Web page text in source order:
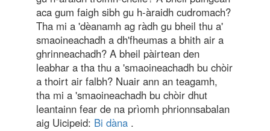
aca gum faigh sibh gu h-àraidh cudromach?
Tha mi a 'dèanamh ag ràdh gu bheil thu a'
smaoineachadh a dh'fheumas a bhith air a
ghrinneachadh? A bheil pàirtean den
leabhar a tha thu a 'smaoineachadh bu chòir
a thoirt air falbh? Nuair ann an teagamh,
tha mi a 'smaoineachadh bu chòir dhut
leantainn fear de na prìomh phrionnsabalan
aig Uicipeid: Bi dàna .